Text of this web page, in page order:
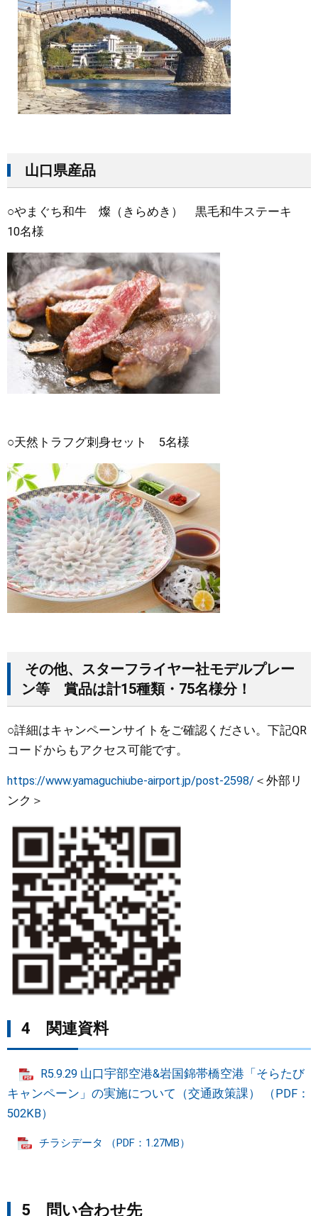
山口県産品
○やまぐち和牛 燦（きらめき） 黒毛和牛ステーキ
10名様
○天然トラフグ刺身セット 5名様
その他、スターフライヤー社モデルプレー
ン等 賞品は計15種類・75名様分！
○詳細はキャンペーンサイトをご確認ください。下記QR
コードからもアクセス可能です。
https://www.yamaguchiube-airport.jp/post-2598/ ＜外部リ
ンク＞
4 関連資料​
R5.9.29 山口宇部空港&岩国錦帯橋空港「そらたび
キャンペーン」の実施について（交通政策課） （PDF：
502KB）
チラシデータ （PDF：1.27MB）
5 問い合わせ先​